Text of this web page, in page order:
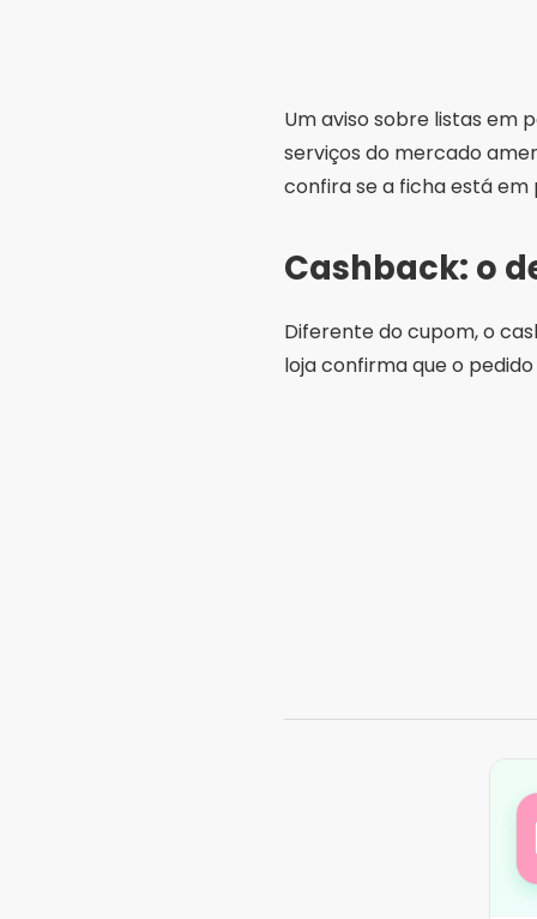
Um aviso sobre listas em
serviços do mercado
confira se a ficha está em
Cashback: o
Diferente do cupom, o
loja confirma que o
retorno não vem — e não
E os brindes e